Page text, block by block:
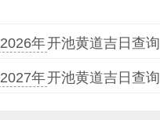
2026年开池黄道吉日查询
2027年开池黄道吉日查询